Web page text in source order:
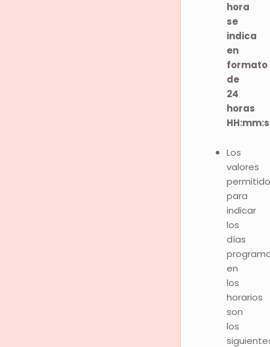
hora
se
indica
en
formato
de
24
horas
Los
valores
para
indicar
los
días
en
los
horarios
son
los